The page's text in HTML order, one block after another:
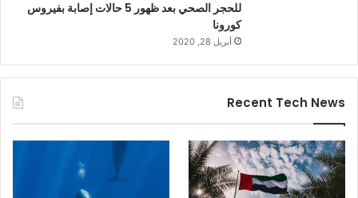
للحجر الصحي بعد ظهور 5 حالات إصابة بفيروس
كورونا
أبريل 28, 2020
Recent Tech News